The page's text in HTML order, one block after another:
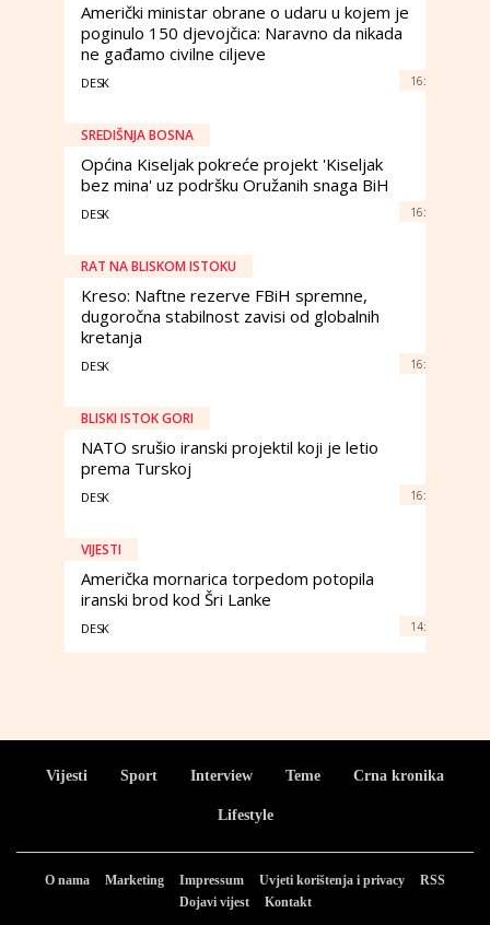
Američki ministar obrane o udaru u kojem je
poginulo 150 djevojčica: Naravno da nikada
ne gađamo civilne ciljeve
DESK 16:
SREDIŠNJA BOSNA
Općina Kiseljak pokreće projekt 'Kiseljak
bez mina' uz podršku Oružanih snaga BiH
DESK 16:
RAT NA BLISKOM ISTOKU
Kreso: Naftne rezerve FBiH spremne,
dugoročna stabilnost zavisi od globalnih
kretanja
DESK 16:
BLISKI ISTOK GORI
NATO srušio iranski projektil koji je letio
prema Turskoj
DESK 16:
VIJESTI
Američka mornarica torpedom potopila
iranski brod kod Šri Lanke
DESK 14:
Vijesti Sport Interview Teme Crna kronika
Lifestyle
O nama Marketing Impressum Uvjeti korištenja i privacy
RSS
Dojavi vijest
Kontakt